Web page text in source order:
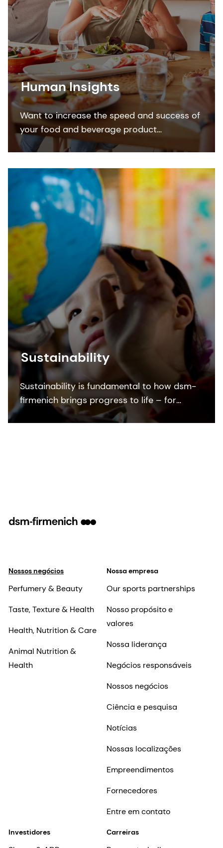
Human Insights
Want to increase the speed and success of
your food and beverage product
development? Our consumer, market and
Sustainability
Sustainability is fundamental to how dsm-
firmenich brings progress to life – for
people and planet.
Nossos negócios
Perfumery & Beauty
Taste, Texture & Health
Health, Nutrition & Care
Animal Nutrition &
Health
Nossa empresa
Our sports partnerships
Nosso propósito e
valores
Nossa liderança
Negócios responsáveis
Nossos negócios
Ciência e pesquisa
Notícias
Nossas localizações
Empreendimentos
Fornecedores
Entre em contato
Investidores Carreiras